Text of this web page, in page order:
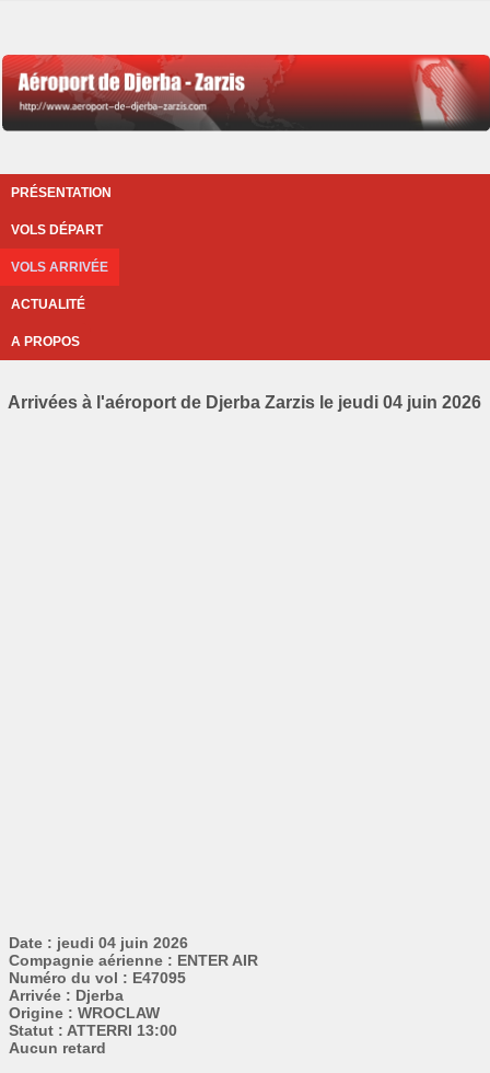
PRÉSENTATION
VOLS DÉPART
VOLS ARRIVÉE
ACTUALITÉ
A PROPOS
Arrivées à l'aéroport de Djerba Zarzis le jeudi 04 juin 2026
Date : jeudi 04 juin 2026
Compagnie aérienne : ENTER AIR
Numéro du vol : E47095
Arrivée : Djerba
Origine : WROCLAW
Statut : ATTERRI 13:00
Aucun retard